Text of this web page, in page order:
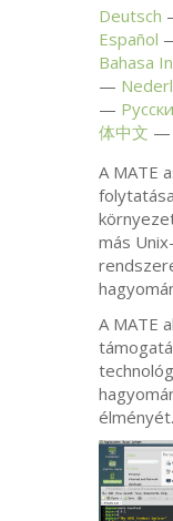
Deutsch
Español
Bahasa
体中文
A MATE
más
A MATE